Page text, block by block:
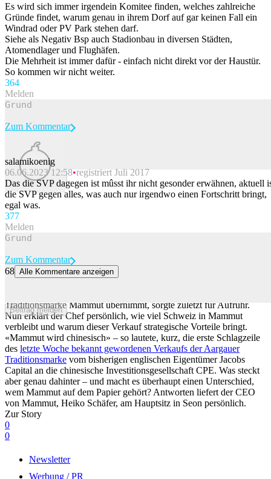
Es wird sich immer irgendein Komitee finden, welches zahlreiche
Gründe findet, warum genau in ihrem Dorf auf gar keinen Fall ein
Windrad oder PV Park stehen darf.
Siehe als Negativ Bsp auch Stadionbau in diversen Städten,
Atomendlager und Flughäfen.
Die Mehrheit ist immer dafür - einfach nicht direkt vor der Haustür.
So kommen wir nicht weiter.
364
Melden
Beitrag melden
Zum Kommentar
salamikoenig
06.06.2023 12:58 registriert Juli 2017
Das die SVP dagegen ist mûsst ihr nicht gesonder erwähnen, aktuell
die SVP gegen alles, was auch nur irgendwo einen Fortschritt bringt,
egal was.
377
Melden
Beitrag melden
Zum Kommentar
68 Alle Kommentare anzeigen
Traditionsmarke Mammut übernimmt, sorgte zuletzt für Aufruhr.
Nun erklärt der Chef persönlich, wie viel Schweiz in Mammut
verbleibt und warum dieser Verkauf strategische Vorteile bringt.
«Mammut wird chinesisch» – so lautete, kurz, die erste Schlagzeile
des letzte Woche bekannt gewordenen Verkaufs der Aargauer
Traditionsmarke vom bisherigen englischen Eigentümer Jacobs
Capital an die chinesische Investitionsgesellschaft CPE. Was steckt
aber genau dahinter – und macht es überhaupt einen Unterschied,
wem Mammut auf dem Papier gehört? Antworten liefert der CEO
von Mammut, Heiko Schäfer, am Hauptsitz in Seon persönlich.
Zur Story
0
0
Newsletter
Werbung / PR